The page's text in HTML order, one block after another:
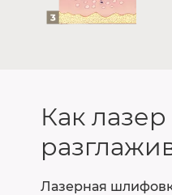
Как лазер
Лазерная